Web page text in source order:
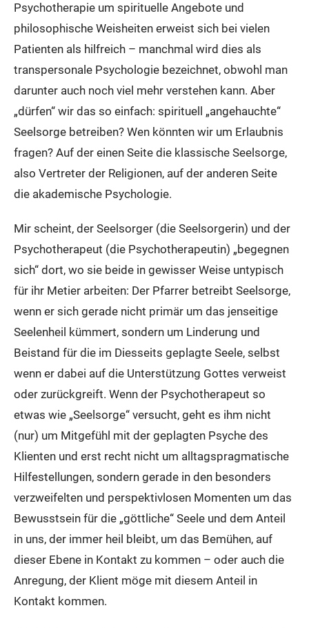
Psychotherapie um spirituelle Angebote und
philosophische Weisheiten erweist sich bei vielen
Patienten als hilfreich – manchmal wird dies als
transpersonale Psychologie bezeichnet, obwohl man
darunter auch noch viel mehr verstehen kann. Aber
„dürfen“ wir das so einfach: spirituell „angehauchte“
Seelsorge betreiben? Wen könnten wir um Erlaubnis
fragen? Auf der einen Seite die klassische Seelsorge,
also Vertreter der Religionen, auf der anderen Seite
die akademische Psychologie.
Mir scheint, der Seelsorger (die Seelsorgerin) und der
Psychotherapeut (die Psychotherapeutin) „begegnen
sich“ dort, wo sie beide in gewisser Weise untypisch
für ihr Metier arbeiten: Der Pfarrer betreibt Seelsorge,
wenn er sich gerade nicht primär um das jenseitige
Seelenheil kümmert, sondern um Linderung und
Beistand für die im Diesseits geplagte Seele, selbst
wenn er dabei auf die Unterstützung Gottes verweist
oder zurückgreift. Wenn der Psychotherapeut so
etwas wie „Seelsorge“ versucht, geht es ihm nicht
(nur) um Mitgefühl mit der geplagten Psyche des
Klienten und erst recht nicht um alltagspragmatische
Hilfestellungen, sondern gerade in den besonders
verzweifelten und perspektivlosen Momenten um das
Bewusstsein für die „göttliche“ Seele und dem Anteil
in uns, der immer heil bleibt, um das Bemühen, auf
dieser Ebene in Kontakt zu kommen – oder auch die
Anregung, der Klient möge mit diesem Anteil in
Kontakt kommen.